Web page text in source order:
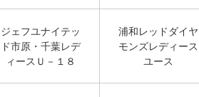
ジェフユナイテッ
ド市原・千葉レデ
ィースＵ－１８
浦和レッドダイヤ
モンズレディース
ユース